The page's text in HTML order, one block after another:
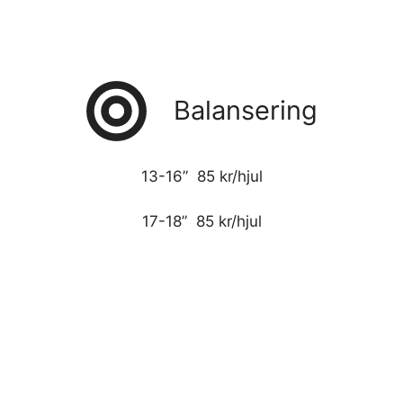
Balansering
13-16” 85 kr/hjul
17-18” 85 kr/hjul